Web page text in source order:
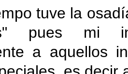
tuve la
pues mi
a aquellos